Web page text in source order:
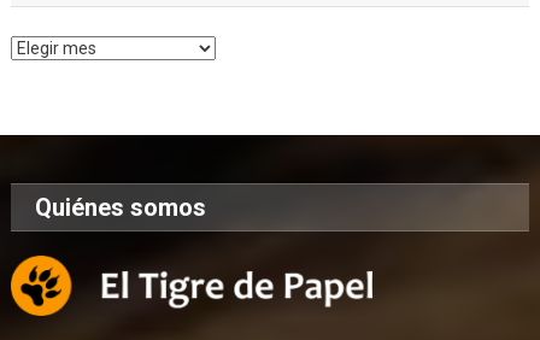
Archivo
Quiénes somos